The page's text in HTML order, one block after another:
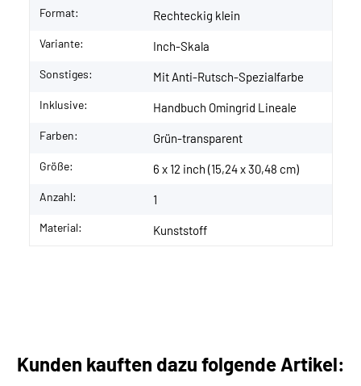
Format: Rechteckig klein
Variante: Inch-Skala
Sonstiges: Mit Anti-Rutsch-Spezialfarbe
Inklusive: Handbuch Omingrid Lineale
Farben: Grün-transparent
Größe: 6 x 12 inch (15,24 x 30,48 cm)
Anzahl: 1
Material: Kunststoff
Kunden kauften dazu folgende Artikel: